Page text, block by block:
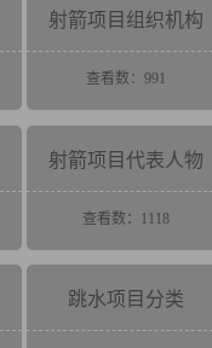
射箭项目组织机构
查看数：991
射箭项目代表人物
查看数：1118
跳水项目分类